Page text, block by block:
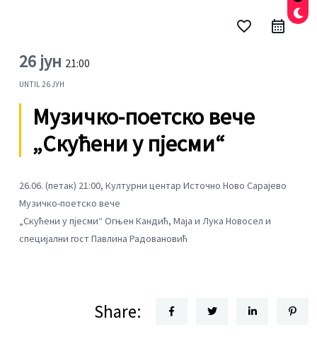
favorite_border
26 јун 21:00
UNTIL26 ЈУН
Музичко-поетско вече
„Скућени у пјесми“
26.06. (петак) 21:00, Културни центар Источно Ново Сарајево
Музичко-поетско вече
„Скућени у пјесми“ Огњен Кандић, Маја и Лука Новосел и
специјални гост Павлина Радовановић
Share: